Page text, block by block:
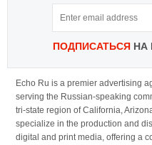
ПОДПИСАТЬСЯНА
Echo Ru is a premier advertising
serving the Russian-speaking
tri-state region of California,
specialize in the production and
digital and print media, offering a